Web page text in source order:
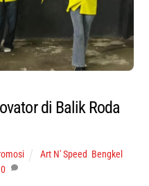
di Balik Roda
Art N' Speed Bengkel
0